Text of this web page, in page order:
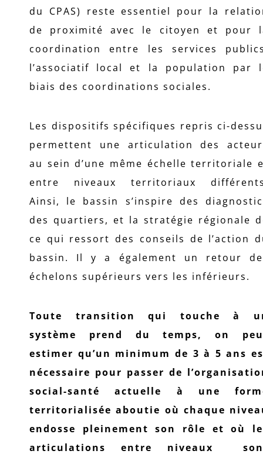
du CPAS) reste essentiel pour la
de proximité avec le citoyen et pour
coordination entre les services
l’associatif local et la population par
biais des coordinations sociales.
Les dispositifs spécifiques repris ci-
permettent une articulation des
au sein d’une même échelle territoriale
entre niveaux territoriaux
Ainsi, le bassin s’inspire des
des quartiers, et la stratégie régionale
ce qui ressort des conseils de l’action
bassin. Il y a également un retour
échelons supérieurs vers les inférieurs.
Toute transition qui touche à
système prend du temps, on
estimer qu’un minimum de 3 à 5 ans
nécessaire pour passer de
social-santé actuelle à une
territorialisée aboutie où chaque
endosse pleinement son rôle et où
articulations entre niveaux